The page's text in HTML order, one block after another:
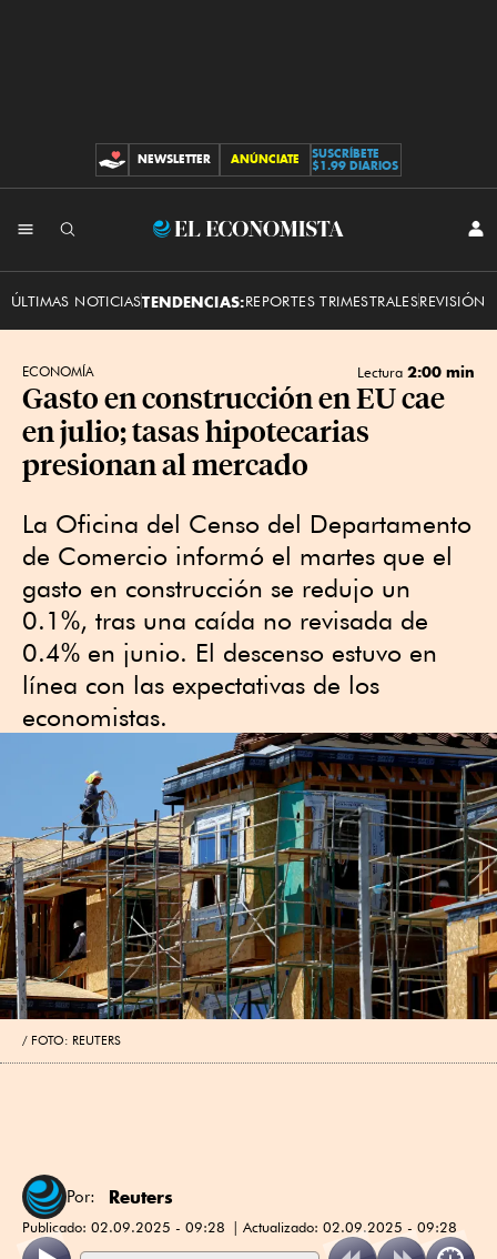
CONTRIBUCIONES
NEWSLETTER ANÚNCIATE
SUSCRÍBETE
$1.99 DIARIOS
El
ÚLTIMAS NOTICIASTENDENCIAS:REPORTES TRIMESTRALESREVISIÓN
ECONOMÍA Lectura 2:00 min
Gasto en construcción en EU cae
en julio; tasas hipotecarias
presionan al mercado
La Oficina del Censo del Departamento
de Comercio informó el martes que el
gasto en construcción se redujo un
0.1%, tras una caída no revisada de
0.4% en junio. El descenso estuvo en
línea con las expectativas de los
economistas.
FOTO: REUTERS
Por: Reuters
Publicado: 02.09.2025 - 09:28 Actualizado: 02.09.2025 - 09:28